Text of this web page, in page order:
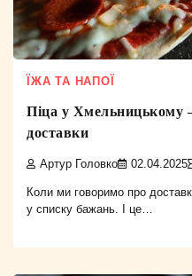
ЇЖА ТА НАПОЇ
Піца у Хмельницькому
доставки
Артур Головко 02.04.2025
Коли ми говоримо про
у списку бажань. І це…